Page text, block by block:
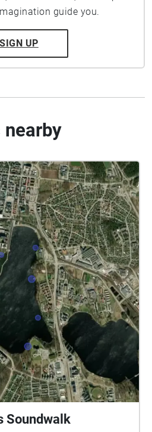
guide you.
SIGN UP
nearby
Soundwalk